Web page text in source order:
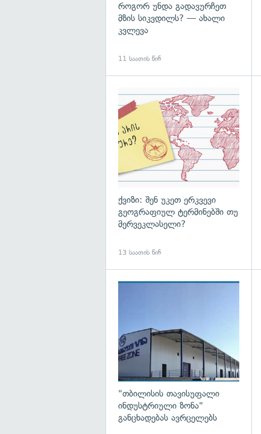
როგორ უნდა გადავურჩეთ
მზის სიკვდილს? — ახალი
კვლევა
11 საათის წინ
ქვიზი: შენ უკეთ ერკვევი
გეოგრაფიულ ტერმინებში თუ
მერვეკლასელი?
13 საათის წინ
"თბილისის თავისუფალი
ინდუსტრიული ზონა"
განცხადებას ავრცელებს